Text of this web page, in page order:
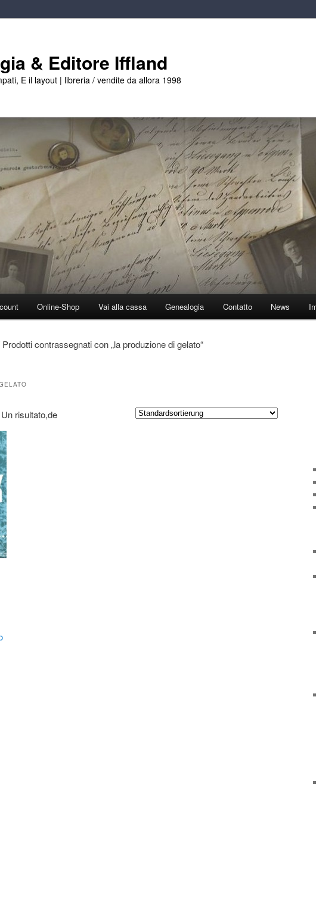
& Editore Iffland
E il layout | libreria / vendite da allora 1998
Online-Shop Vai alla cassa Genealogia Contatto News
Prodotti contrassegnati con „la produzione di gelato“
risultato,de